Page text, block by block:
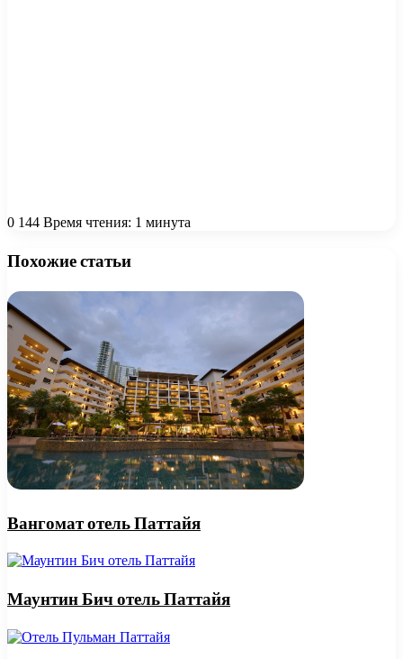
0 144 Время чтения: 1 минута
Похожие статьи
Вангомат отель Паттайя
Маунтин Бич отель Паттайя